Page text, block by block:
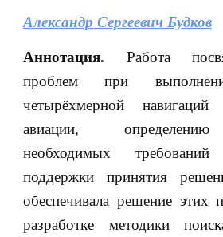
Александр Сергеевич Будков
Аннотация. Работа
проблем при
четырёхмерной
авиации,
необходимых
поддержки принятия
обеспечивала решение этих
разработке методики